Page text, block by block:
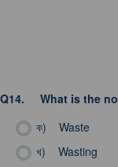
Q14.
What is the
ক)
Waste
খ)
Wasting